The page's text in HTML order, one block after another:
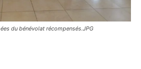
du bénévolat récompensés.JPG